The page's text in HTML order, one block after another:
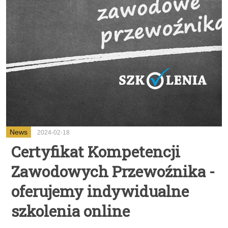
News 2024-02-18
Certyfikat Kompetencji
Zawodowych Przewoźnika -
oferujemy indywidualne
szkolenia online